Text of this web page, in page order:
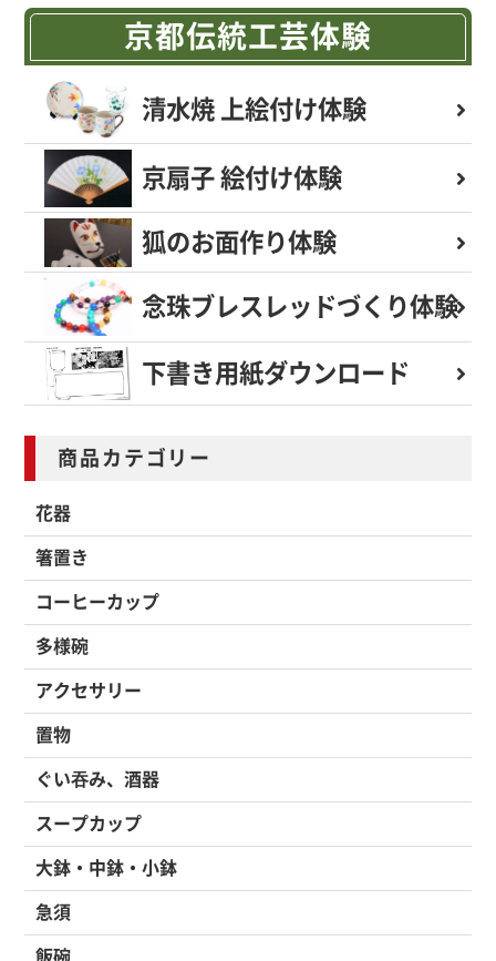
京都伝統工芸体験
清水焼 上絵付け体験
京扇子 絵付け体験
狐のお面作り体験
念珠ブレスレッドづくり体験
下書き用紙ダウンロード
商品カテゴリー
花器
箸置き
コーヒーカップ
多様碗
アクセサリー
置物
ぐい吞み、酒器
スープカップ
大鉢・中鉢・小鉢
急須
飯碗